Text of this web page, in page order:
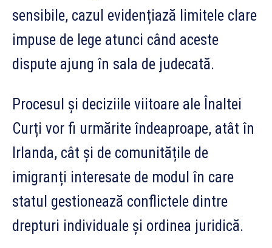
sensibile, cazul evidențiază limitele clare
impuse de lege atunci când aceste
dispute ajung în sala de judecată.
Procesul și deciziile viitoare ale Înaltei
Curți vor fi urmărite îndeaproape, atât în
Irlanda, cât și de comunitățile de
imigranți interesate de modul în care
statul gestionează conflictele dintre
drepturi individuale și ordinea juridică.